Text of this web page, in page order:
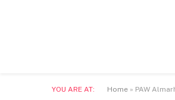
YOU ARE AT: Home » PAW